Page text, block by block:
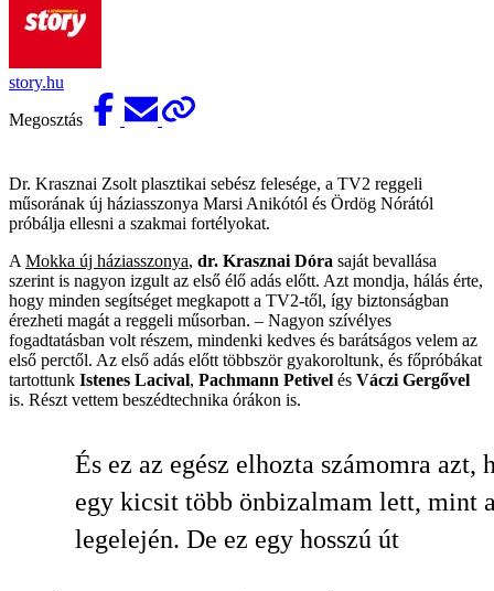
story.hu
Megosztás
Dr. Krasznai Zsolt plasztikai sebész felesége, a TV2 reggeli
műsorának új háziasszonya Marsi Anikótól és Ördög Nórától
próbálja ellesni a szakmai fortélyokat.
A Mokka új háziasszonya, dr. Krasznai Dóra saját bevallása
szerint is nagyon izgult az első élő adás előtt. Azt mondja, hálás érte,
hogy minden segítséget megkapott a TV2-től, így biztonságban
érezheti magát a reggeli műsorban. – Nagyon szívélyes
fogadtatásban volt részem, mindenki kedves és barátságos velem az
első perctől. Az első adás előtt többször gyakoroltunk, és főpróbákat
tartottunk Istenes Lacival, Pachmann Petivel és Váczi Gergővel
is. Részt vettem beszédtechnika órákon is.
És ez az egész elhozta számomra azt,
egy kicsit több önbizalmam lett, mint
legelején. De ez egy hosszú út